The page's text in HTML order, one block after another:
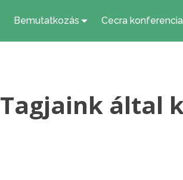
Bemutatkozás Cecra konferencia
Tagjaink által